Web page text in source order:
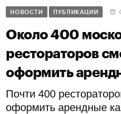
НОВОСТИ ПУБЛИКАЦИИ
Около 400
рестораторов
оформить
Почти 400
оформить арендные